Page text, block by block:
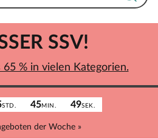
STD. 45MIN. 49SEK.
der Woche »
SSV!
65 % in vielen Kategorien.